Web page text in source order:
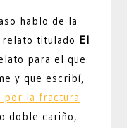
hablo de la
titulado El
para el que
y que escribí,
por la fractura
doble cariño,